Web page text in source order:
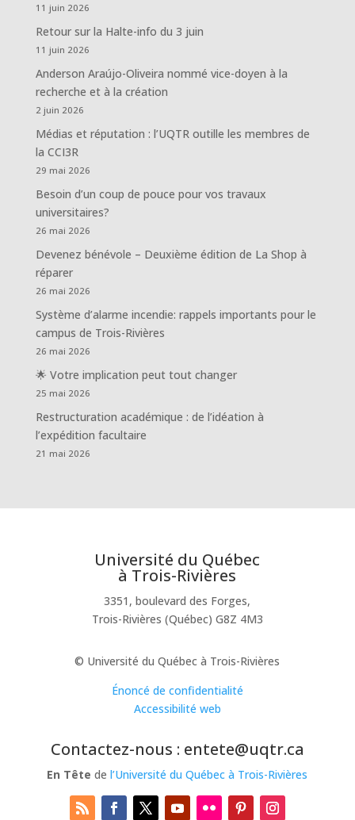
11 juin 2026
Retour sur la Halte-info du 3 juin
11 juin 2026
Anderson Araújo-Oliveira nommé vice-doyen à la
recherche et à la création
2 juin 2026
Médias et réputation : l’UQTR outille les membres de
la CCI3R
29 mai 2026
Besoin d’un coup de pouce pour vos travaux
universitaires?
26 mai 2026
Devenez bénévole – Deuxième édition de La Shop à
réparer
26 mai 2026
Système d’alarme incendie: rappels importants pour le
campus de Trois-Rivières
26 mai 2026
🌟 Votre implication peut tout changer
25 mai 2026
Restructuration académique : de l’idéation à
l’expédition facultaire
21 mai 2026
Université du Québec
à Trois-Rivières
3351, boulevard des Forges,
Trois-Rivières (Québec) G8Z 4M3
© Université du Québec à Trois-Rivières
Énoncé de confidentialité
Accessibilité web
Contactez-nous : entete@uqtr.ca
En Tête del’Université du Québec à Trois-Rivières